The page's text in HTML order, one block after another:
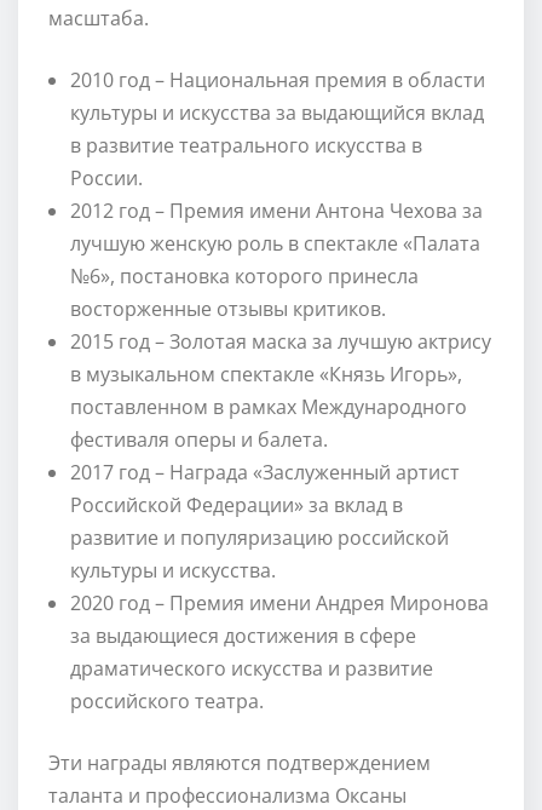
масштаба.
2010 год – Национальная премия в области
культуры и искусства за выдающийся вклад
в развитие театрального искусства в
России.
2012 год – Премия имени Антона Чехова за
лучшую женскую роль в спектакле «Палата
№6», постановка которого принесла
восторженные отзывы критиков.
2015 год – Золотая маска за лучшую актрису
в музыкальном спектакле «Князь Игорь»,
поставленном в рамках Международного
фестиваля оперы и балета.
2017 год – Награда «Заслуженный артист
Российской Федерации» за вклад в
развитие и популяризацию российской
культуры и искусства.
2020 год – Премия имени Андрея Миронова
за выдающиеся достижения в сфере
драматического искусства и развитие
российского театра.
Эти награды являются подтверждением
таланта и профессионализма Оксаны